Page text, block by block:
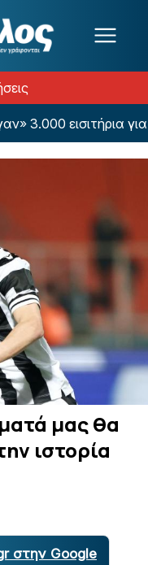
εισιτήρια για το
μας θα
ιστορία
στην Google